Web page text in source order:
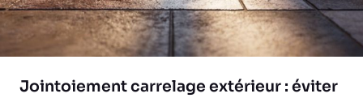
Jointoiement carrelage extérieur : éviter